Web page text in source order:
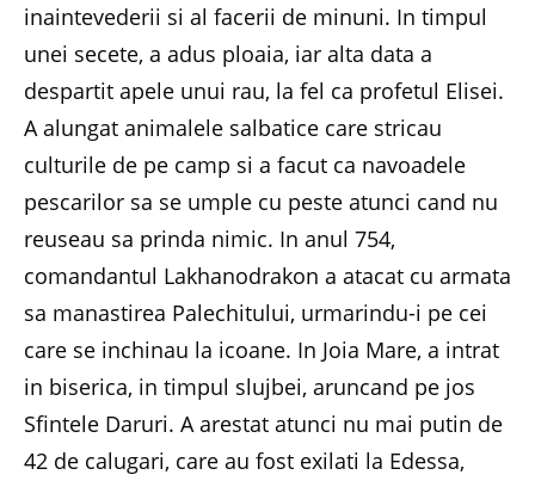
inaintevederii si al facerii de minuni. In timpul
unei secete, a adus ploaia, iar alta data a
despartit apele unui rau, la fel ca profetul Elisei.
A alungat animalele salbatice care stricau
culturile de pe camp si a facut ca navoadele
pescarilor sa se umple cu peste atunci cand nu
reuseau sa prinda nimic. In anul 754,
comandantul Lakhanodrakon a atacat cu armata
sa manastirea Palechitului, urmarindu-i pe cei
care se inchinau la icoane. In Joia Mare, a intrat
in biserica, in timpul slujbei, aruncand pe jos
Sfintele Daruri. A arestat atunci nu mai putin de
42 de calugari, care au fost exilati la Edessa,